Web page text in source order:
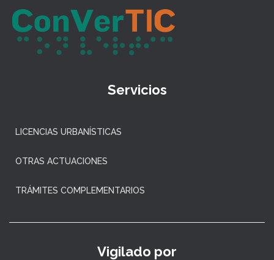
Servicios
LICENCIAS URBANÍSTICAS
OTRAS ACTUACIONES
TRÁMITES COMPLEMENTARIOS
Vigilado por